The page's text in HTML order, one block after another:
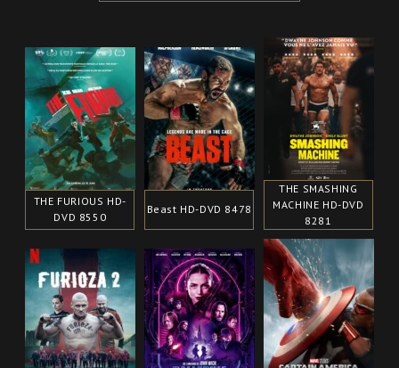
THE FURIOUS HD-
DVD 8550
Beast HD-DVD 8478
THE SMASHING
MACHINE HD-DVD
8281